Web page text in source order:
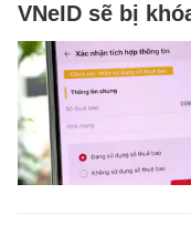
VNeID sẽ bị